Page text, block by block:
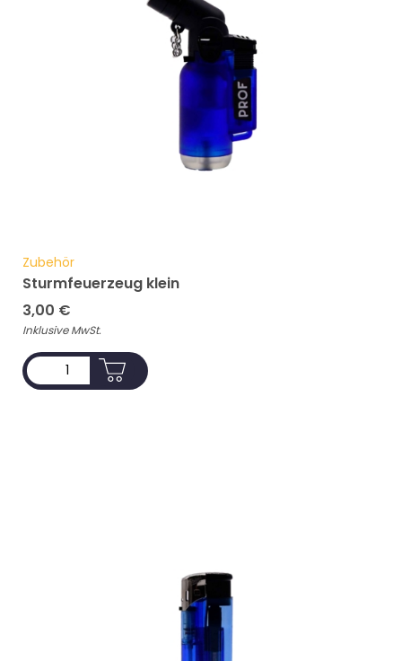
Zubehör
Sturmfeuerzeug klein
3,00 €
Inklusive MwSt.